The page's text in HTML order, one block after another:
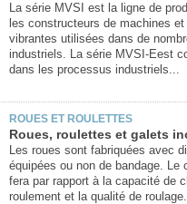
La série MVSI est la ligne de
les constructeurs de machines
vibrantes utilisées dans de
industriels. La série MVSI-Eest
dans les processus industriels...
ROUES ET ROULETTES
Roues, roulettes et galets
Les roues sont fabriquées avec
équipées ou non de bandage. Le
fera par rapport à la capacité de
roulement et la qualité de